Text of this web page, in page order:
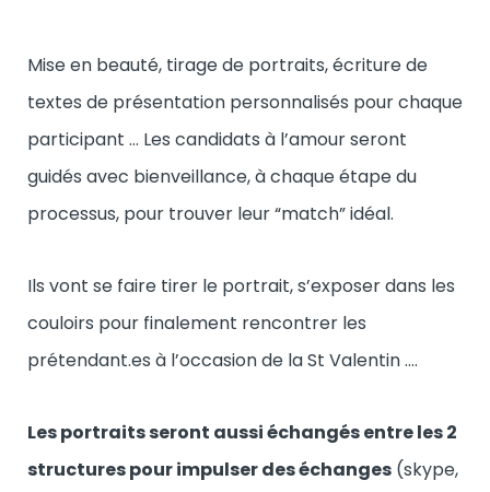
Mise en beauté, tirage de portraits, écriture de
textes de présentation personnalisés pour chaque
participant … Les candidats à l’amour seront
guidés avec bienveillance, à chaque étape du
processus, pour trouver leur “match” idéal.
Ils vont se faire tirer le portrait, s’exposer dans les
couloirs pour finalement rencontrer les
prétendant.es à l’occasion de la St Valentin ….
Les portraits seront aussi échangés entre les 2
structures pour impulser des échanges (skype,